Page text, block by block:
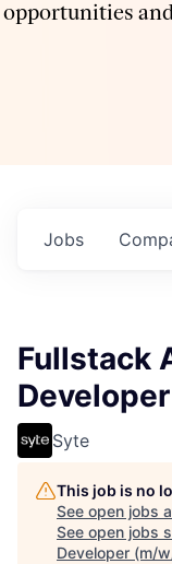
opportunities
Jobs
Fullstack
Syte
This job is no
See open jobs
See open jobs
Developer (m/